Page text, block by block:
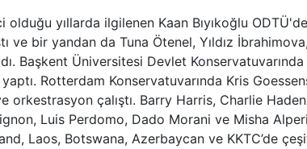
yıllarda ilgilenen Kaan Bıyıkoğlu
ve bir yandan da Tuna Ötenel, Yıldız
Başkent Üniversitesi Devlet
Rotterdam Konservatuvarında Kris
çalıştı. Barry Harris, Charlie
Luis Perdomo, Dado Morani ve Misha
Laos, Botswana, Azerbaycan ve KKTC’de